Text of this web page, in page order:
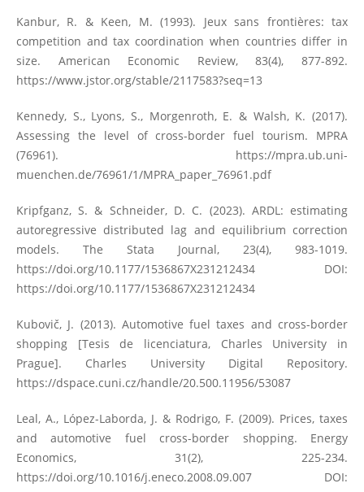
Kanbur, R. & Keen, M. (1993). Jeux sans frontières: tax
competition and tax coordination when countries differ in
size. American Economic Review, 83(4), 877-892.
https://www.jstor.org/stable/2117583?seq=13
Kennedy, S., Lyons, S., Morgenroth, E. & Walsh, K. (2017).
Assessing the level of cross-border fuel tourism. MPRA
(76961). https://mpra.ub.uni-
muenchen.de/76961/1/MPRA_paper_76961.pdf
Kripfganz, S. & Schneider, D. C. (2023). ARDL: estimating
autoregressive distributed lag and equilibrium correction
models. The Stata Journal, 23(4), 983-1019.
https://doi.org/10.1177/1536867X231212434DOI:
https://doi.org/10.1177/1536867X231212434
Kubovič, J. (2013). Automotive fuel taxes and cross-border
shopping [Tesis de licenciatura, Charles University in
Prague]. Charles University Digital Repository.
https://dspace.cuni.cz/handle/20.500.11956/53087
Leal, A., López-Laborda, J. & Rodrigo, F. (2009). Prices, taxes
and automotive fuel cross-border shopping. Energy
Economics, 31(2), 225-234.
https://doi.org/10.1016/j.eneco.2008.09.007DOI: